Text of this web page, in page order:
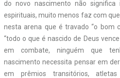
do novo nascimento não significa
espirituais, muito menos faz com
nesta arena que é travado “o bom
“todo o que é nascido de Deus
em combate, ninguém que
nascimento necessita pensar em
em prêmios transitórios,